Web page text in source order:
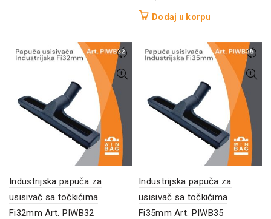
Dodaj u korpu
Industrijska papuča za
usisivač sa točkićima
Fi32mm Art. PIWB32
Industrijska papuča za
usisivač sa točkićima
Fi35mm Art. PIWB35